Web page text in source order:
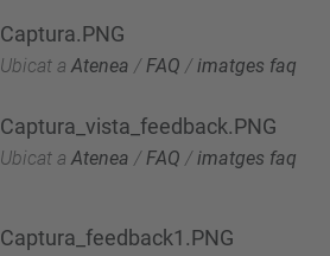
Captura.PNG
Ubicat a Atenea / FAQ /imatges faq
Captura_vista_feedback.PNG
Ubicat a Atenea /FAQ /imatges faq
Captura_feedback1.PNG